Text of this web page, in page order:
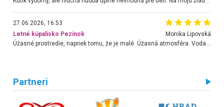
27.06.2026, 16:53
Letné kúpalisko Pezinok
. Monika Lipovská
Úžasné prostredie, napriek tomu, že je malé. Úžasná atmosféra. Voda fantastická a nádherná. Ľudí je pomerne veľa, ale su mili a ohľaduplní. Je veľmi zaujímavé sledovať, ako dokážu spolu športovať cudzí ľudia a bez ohľadu na vek. Vládne tu pohoda. Vnuka neviem dostať z vody. Ďakujem za krásny deň . Urcite sa sem vrátim. Jediný problém je s parkovaním, ale aj ten sa mi podarilo vyriešiť. Monika Bratislava
Partneri